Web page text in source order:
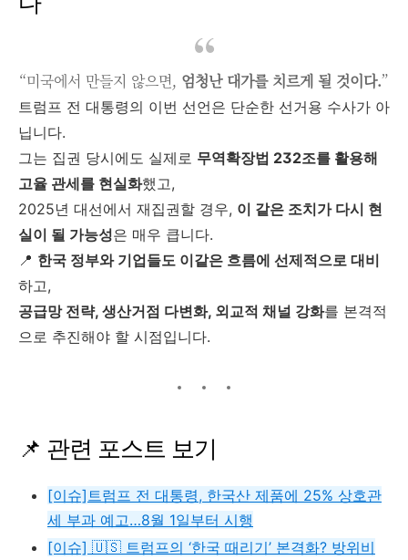
“미국에서 만들지 않으면, 엄청난 대가를 치르게 될 것이다.”
트럼프 전 대통령의 이번 선언은 단순한 선거용 수사가 아
닙니다.
그는 집권 당시에도 실제로 무역확장법 232조를 활용해
고율 관세를 현실화했고,
2025년 대선에서 재집권할 경우, 이 같은 조치가 다시 현
실이 될 가능성은 매우 큽니다.
📍 한국 정부와 기업들도 이같은 흐름에 선제적으로 대비
하고,
공급망 전략, 생산거점 다변화, 외교적 채널 강화를 본격적
으로 추진해야 할 시점입니다.
📌 관련 포스트 보기
[이슈]트럼프 전 대통령, 한국산 제품에 25% 상호관
세 부과 예고…8월 1일부터 시행
[이슈] 🇺🇸 트럼프의 ‘한국 때리기’ 본격화? 방위비